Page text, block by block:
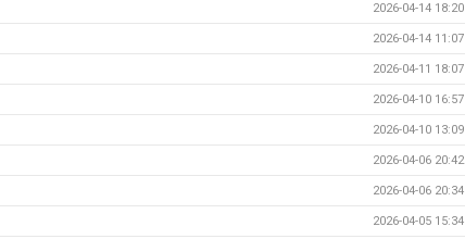
2026-04-14 18:20
2026-04-14 11:07
2026-04-11 18:07
2026-04-10 16:57
2026-04-10 13:09
2026-04-06 20:42
2026-04-06 20:34
2026-04-05 15:34